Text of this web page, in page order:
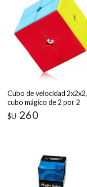
Cubo de velocidad 2x2x2,
cubo mágico de 2 por 2
rompecabezas liso
$U 260